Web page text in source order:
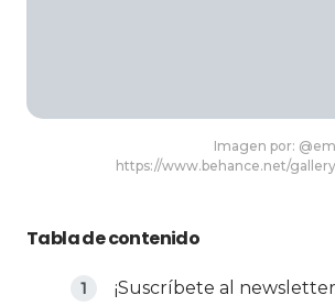
Imagen por:
https://www.behance.net/
Tabla de contenido
¡Suscríbete al